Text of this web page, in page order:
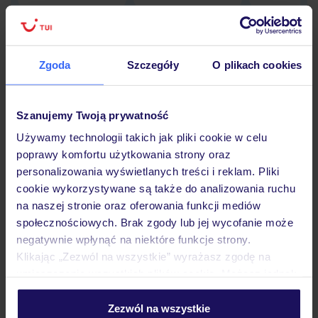
Zgoda Szczegóły O plikach cookies
Szanujemy Twoją prywatność
Używamy technologii takich jak pliki cookie w celu
poprawy komfortu użytkowania strony oraz
personalizowania wyświetlanych treści i reklam. Pliki
cookie wykorzystywane są także do analizowania ruchu
na naszej stronie oraz oferowania funkcji mediów
społecznościowych. Brak zgody lub jej wycofanie może
negatywnie wpłynąć na niektóre funkcje strony.
Klikając „Zezwól na wszystkie” wyrażasz zgodę na
personalizować swój wybór wchodząc w zakładkę
Zezwól na wszystkie
Opinie
Pokoje
Wyżywienie
Atrakcje